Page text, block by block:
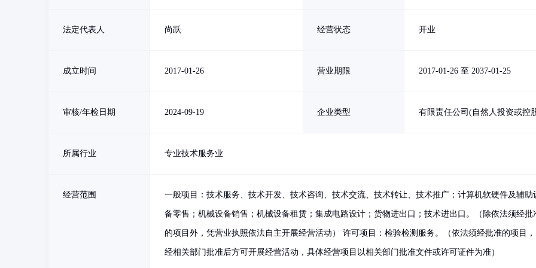
法定代表人 尚跃 经营状态 开业
成立时间 2017-01-26 营业期限 2017-01-26 至 2037-01-25
审核/年检日期 2024-09-19 企业类型 有限责任公司(自然人投资或控
所属行业 专业技术服务业
经营范围 一般项目：技术服务、技术开发、技术咨询、技术交流、技术转让、技术推广；计算机软硬件及辅助
备零售；机械设备销售；机械设备租赁；集成电路设计；货物进出口；技术进出口。（除依法须经批
的项目外，凭营业执照依法自主开展经营活动） 许可项目：检验检测服务。（依法须经批准的项目，
经相关部门批准后方可开展经营活动，具体经营项目以相关部门批准文件或许可证件为准）